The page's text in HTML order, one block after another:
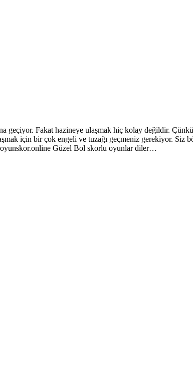
geçiyor. Fakat hazineye ulaşmak hiç kolay değildir.
için bir çok engeli ve tuzağı geçmeniz gerekiyor.
oyunskor.online Güzel Bol skorlu oyunlar diler…